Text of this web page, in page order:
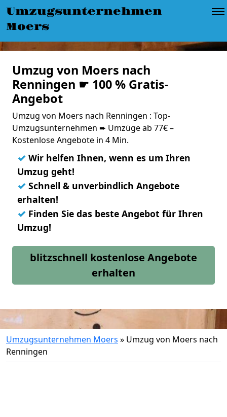
Umzugsunternehmen
Moers
Umzug von Moers nach
Renningen ☛ 100 % Gratis-
Angebot
Umzug von Moers nach Renningen : Top-
Umzugsunternehmen ➨ Umzüge ab 77€ –
Kostenlose Angebote in 4 Min.
✓ Wir helfen Ihnen, wenn es um Ihren
Umzug geht!
✓ Schnell & unverbindlich Angebote
erhalten!
✓ Finden Sie das beste Angebot für Ihren
Umzug!
blitzschnell kostenlose Angebote
erhalten
Umzugsunternehmen Moers » Umzug von Moers nach
Renningen